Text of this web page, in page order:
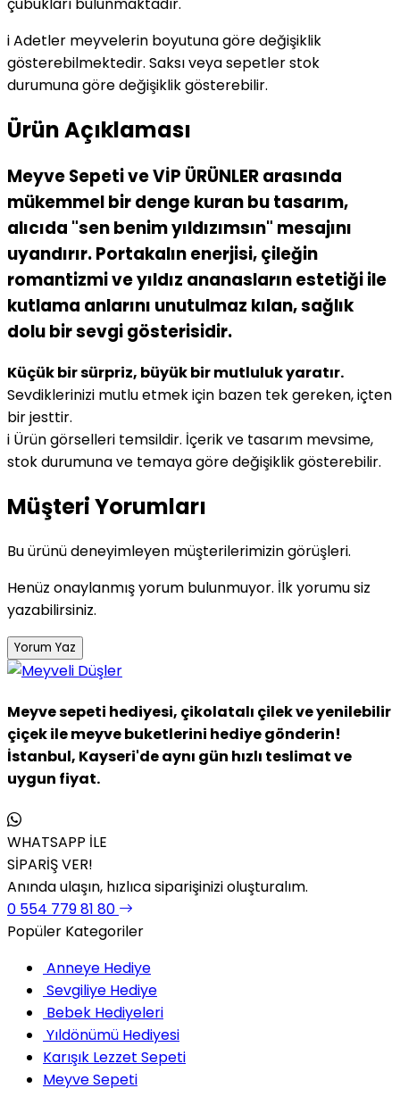
çubukları bulunmaktadır.
iAdetler meyvelerin boyutuna göre değişiklik
gösterebilmektedir. Saksı veya sepetler stok
durumuna göre değişiklik gösterebilir.
Ürün Açıklaması
Meyve Sepeti ve VİP ÜRÜNLER arasında
mükemmel bir denge kuran bu tasarım,
alıcıda "sen benim yıldızımsın" mesajını
uyandırır. Portakalın enerjisi, çileğin
romantizmi ve yıldız ananasların estetiği ile
kutlama anlarını unutulmaz kılan, sağlık
dolu bir sevgi gösterisidir.
Küçük bir sürpriz, büyük bir mutluluk yaratır.
Sevdiklerinizi mutlu etmek için bazen tek gereken, içten
bir jesttir.
i Ürün görselleri temsildir. İçerik ve tasarım mevsime,
stok durumuna ve temaya göre değişiklik gösterebilir.
Müşteri Yorumları
Bu ürünü deneyimleyen müşterilerimizin görüşleri.
Henüz onaylanmış yorum bulunmuyor. İlk yorumu siz
yazabilirsiniz.
Yorum Yaz
Meyve sepeti hediyesi, çikolatalı çilek ve yenilebilir
çiçek ile meyve buketlerini hediye gönderin!
İstanbul, Kayseri'de aynı gün hızlı teslimat ve
uygun fiyat.
WHATSAPP İLE
SİPARİŞ VER!
Anında ulaşın, hızlıca siparişinizi oluşturalım.
0 554 779 81 80
Popüler Kategoriler
Anneye Hediye
Sevgiliye Hediye
Bebek Hediyeleri
Yıldönümü Hediyesi
Karışık Lezzet Sepeti
Meyve Sepeti